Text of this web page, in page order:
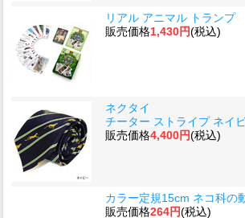
リアル アニマル トランプ
販売価格1,430円(税込)
ネクタイ
チーター ストライプ ネイ
販売価格4,400円(税込)
カラー定規15cm ネコ科の
販売価格264円(税込)